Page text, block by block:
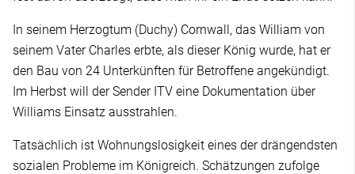
In seinem Herzogtum (Duchy) Cornwall, das William von
seinem Vater Charles erbte, als dieser König wurde, hat er
den Bau von 24 Unterkünften für Betroffene angekündigt.
Im Herbst will der Sender ITV eine Dokumentation über
Williams Einsatz ausstrahlen.
Tatsächlich ist Wohnungslosigkeit eines der drängendsten
sozialen Probleme im Königreich. Schätzungen zufolge